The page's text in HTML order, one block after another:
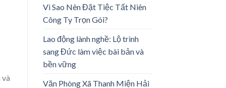
Vì Sao Nên Đặt Tiệc Tất Niên
Công Ty Trọn Gói?
Lao động lành nghề: Lộ trình
sang Đức làm việc bài bản và
bền vững
Văn Phòng Xã Thanh Miện Hải